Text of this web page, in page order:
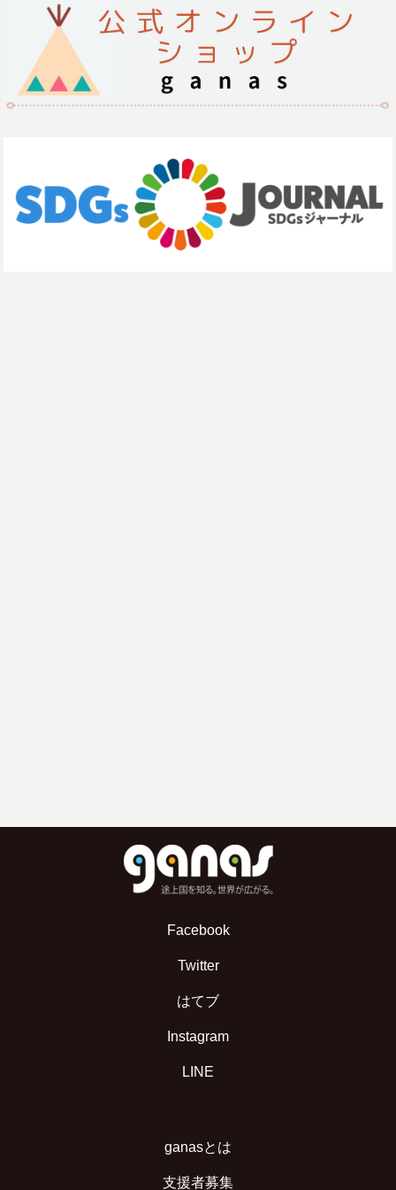
Facebook
Twitter
はてブ
Instagram
LINE
ganasとは
支援者募集